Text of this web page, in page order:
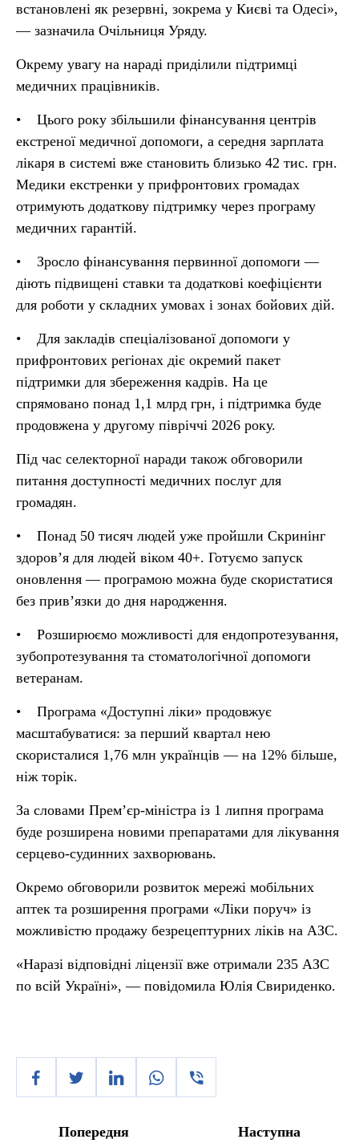
встановлені як резервні, зокрема у Києві та Одесі»,
— зазначила Очільниця Уряду.
Окрему увагу на нараді приділили підтримці
медичних працівників.
• Цього року збільшили фінансування центрів
екстреної медичної допомоги, а середня зарплата
лікаря в системі вже становить близько 42 тис. грн.
Медики екстренки у прифронтових громадах
отримують додаткову підтримку через програму
медичних гарантій.
• Зросло фінансування первинної допомоги —
діють підвищені ставки та додаткові коефіцієнти
для роботи у складних умовах і зонах бойових дій.
• Для закладів спеціалізованої допомоги у
прифронтових регіонах діє окремий пакет
підтримки для збереження кадрів. На це
спрямовано понад 1,1 млрд грн, і підтримка буде
продовжена у другому півріччі 2026 року.
Під час селекторної наради також обговорили
питання доступності медичних послуг для
громадян.
• Понад 50 тисяч людей уже пройшли Скринінг
здоров’я для людей віком 40+. Готуємо запуск
оновлення — програмою можна буде скористатися
без прив’язки до дня народження.
• Розширюємо можливості для ендопротезування,
зубопротезування та стоматологічної допомоги
ветеранам.
• Програма «Доступні ліки» продовжує
масштабуватися: за перший квартал нею
скористалися 1,76 млн українців — на 12% більше,
ніж торік.
За словами Прем’єр-міністра із 1 липня програма
буде розширена новими препаратами для лікування
серцево-судинних захворювань.
Окремо обговорили розвиток мережі мобільних
аптек та розширення програми «Ліки поруч» із
можливістю продажу безрецептурних ліків на АЗС.
«Наразі відповідні ліцензії вже отримали 235 АЗС
по всій Україні», — повідомила Юлія Свириденко.
Попередня Наступна